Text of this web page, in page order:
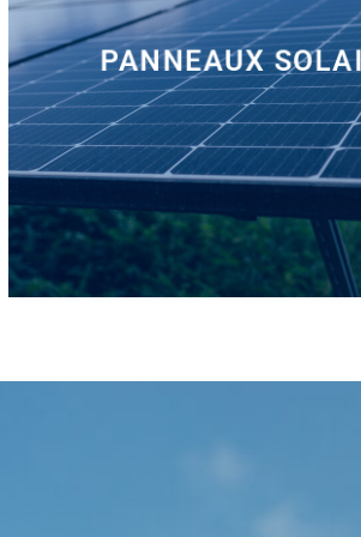
PANNEAUX
installation, rénovation,